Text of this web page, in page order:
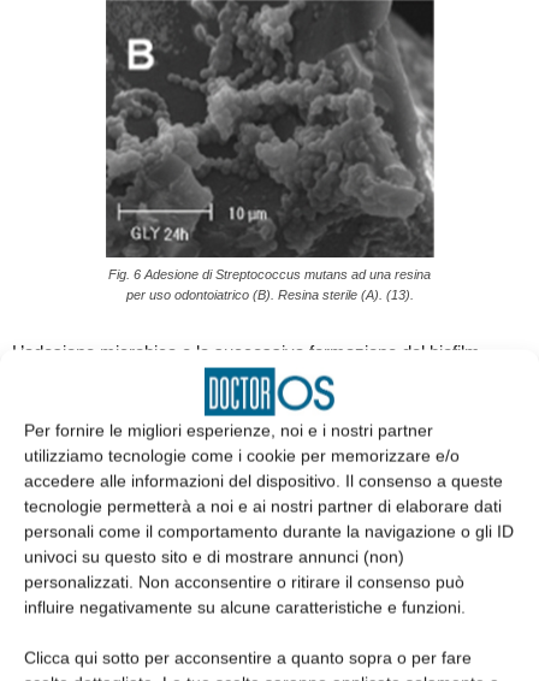
Per fornire le migliori esperienze, noi e i nostri partner
utilizziamo tecnologie come i cookie per memorizzare e/o
accedere alle informazioni del dispositivo. Il consenso a queste
tecnologie permetterà a noi e ai nostri partner di elaborare dati
personali come il comportamento durante la navigazione o gli ID
univoci su questo sito e di mostrare annunci (non)
personalizzati. Non acconsentire o ritirare il consenso può
influire negativamente su alcune caratteristiche e funzioni.
Clicca qui sotto per acconsentire a quanto sopra o per fare
Fig. 6 Adesione di Streptococcus mutans ad una resina
per uso odontoiatrico (B). Resina sterile (A). (13).
L’adesione microbica e la successiva formazione del biofilm
avviene non solo sulla superficie dentale, ma anche su resine per
uso odontoiatrico (fig. 6), sulle cellule epiteliali a livello della
mucosa orale (fig. 7), sulle protesi e apparecchi ortodontici (4, 6).